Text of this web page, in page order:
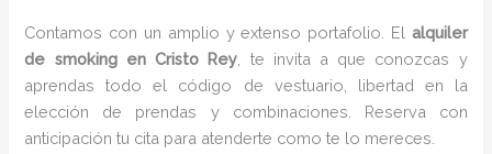
Contamos con un amplio y extenso portafolio. El alquiler
de smoking en Cristo Rey, te invita a que conozcas y
aprendas todo el código de vestuario, libertad en la
elección de prendas y combinaciones. Reserva con
anticipación tu cita para atenderte como te lo mereces.